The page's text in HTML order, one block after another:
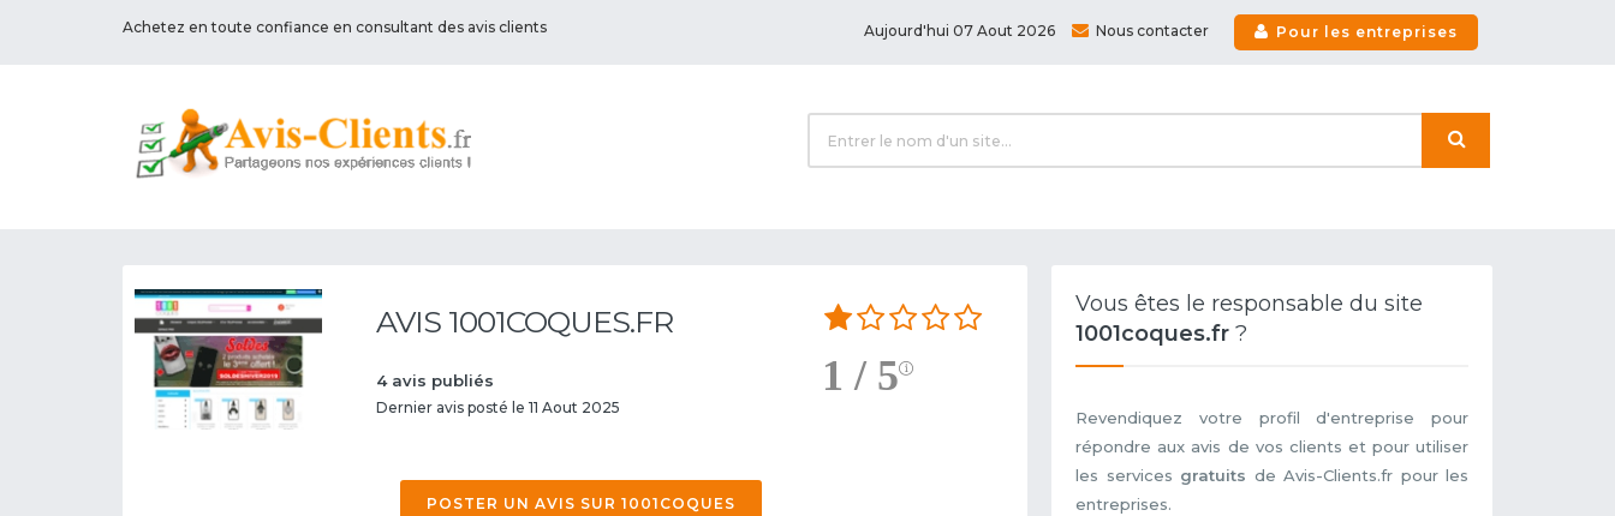
Achetez en toute confiance en consultant des avis clients Aujourd'hui 07 Aout 2026 Nous contacter Pour les entreprises
AVIS 1001COQUES.FR
4 avis publiés
Dernier avis posté le 11 Aout 2025
POSTER UN AVIS SUR 1001COQUES
1 / 5
Vous êtes le responsable du site
1001coques.fr ?
Revendiquez votre profil d'entreprise pour
répondre aux avis de vos clients et pour utiliser
les services gratuits de Avis-Clients.fr pour les
entreprises.